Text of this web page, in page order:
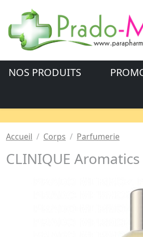
NOS PRODUITS
Accueil Corps Parfumerie
CLINIQUE